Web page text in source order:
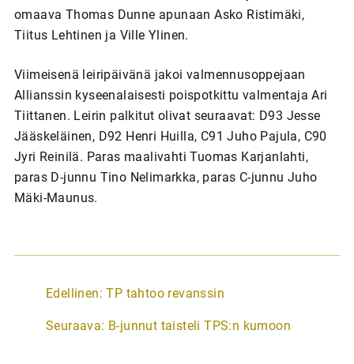
omaava Thomas Dunne apunaan Asko Ristimäki,
Tiitus Lehtinen ja Ville Ylinen.
Viimeisenä leiripäivänä jakoi valmennusoppejaan
Allianssin kyseenalaisesti poispotkittu valmentaja Ari
Tiittanen. Leirin palkitut olivat seuraavat: D93 Jesse
Jääskeläinen, D92 Henri Huilla, C91 Juho Pajula, C90
Jyri Reinilä. Paras maalivahti Tuomas Karjanlahti,
paras D-junnu Tino Nelimarkka, paras C-junnu Juho
Mäki-Maunus.
A
t
Edellinen: TP tahtoo revanssin
Seuraava: B-junnut taisteli TPS:n kumoon